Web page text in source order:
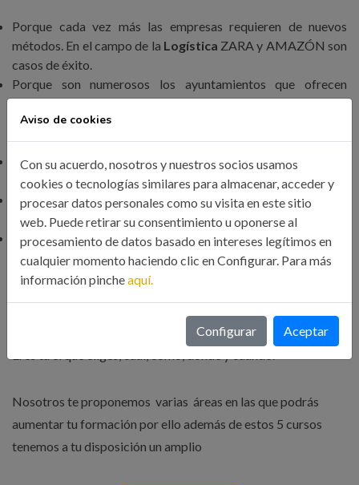
Porque cada vez más las empresas requieren de nuevos
métodos. En el campo de la Logística ZARA y AMAZÓN son
casos de éxito.
Porque son numerosos los ayuntamientos que ofrecen
subvenciones para la rehabilitación de las fachadas, sirviendo
de ayuda para hacer frente a la reparación de las
estructurales en los edificios.
Porque la mayoría de las obras de inversión de la
administración son enrehabilitación de Infraestructuras.
Porque en los portales de empleo se solicitan especialistas en
equipos de presión.
Porque es imprescindible el uso de programas de gestión en
tus proyectos.
Es tu elección
Nosotros te proponemos varias áreas en las que podrás
aumentar tu formación por ello además de estos 5 cursos
tenemos a tu disposición un amplio
Aviso de cookies
Con su acuerdo, nosotros y nuestros socios usamos
cookies o tecnologías similares para almacenar, acceder y
procesar datos personales como su visita en este sitio
web. Puede retirar su consentimiento u oponerse al
procesamiento de datos basado en intereses legítimos en
cualquier momento haciendo clic en Configurar. Para más
información pincheaquí.
Configurar Aceptar